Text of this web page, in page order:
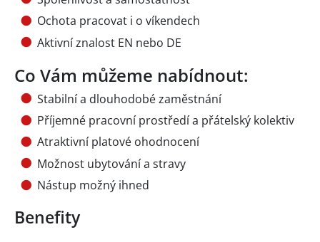
Ochota pracovat i o víkendech
Aktivní znalost EN nebo DE
Co Vám můžeme nabídnout:
Stabilní a dlouhodobé zaměstnání
Příjemné pracovní prostředí a přátelský kolektiv
Atraktivní platové ohodnocení
Možnost ubytování a stravy
Nástup možný ihned
Benefity